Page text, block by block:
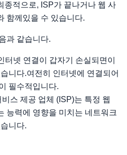
종적으로, ISP가 끝나거나 웹 사
함께있을 수 있습니다.
과 같습니다.
터넷 연결이 갑자기 손실되면이
니다.여전히 인터넷에 연결되어
필수적입니다.
스 제공 업체 (ISP)는 특정 웹
능력에 영향을 미치는 네트워크
니다.